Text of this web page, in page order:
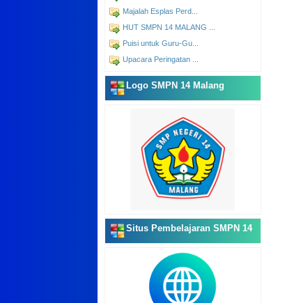
Majalah Esplas Perd...
HUT SMPN 14 MALANG ...
Puisi untuk Guru-Gu...
Upacara Peringatan ...
Logo SMPN 14 Malang
Situs Pembelajaran SMPN 14